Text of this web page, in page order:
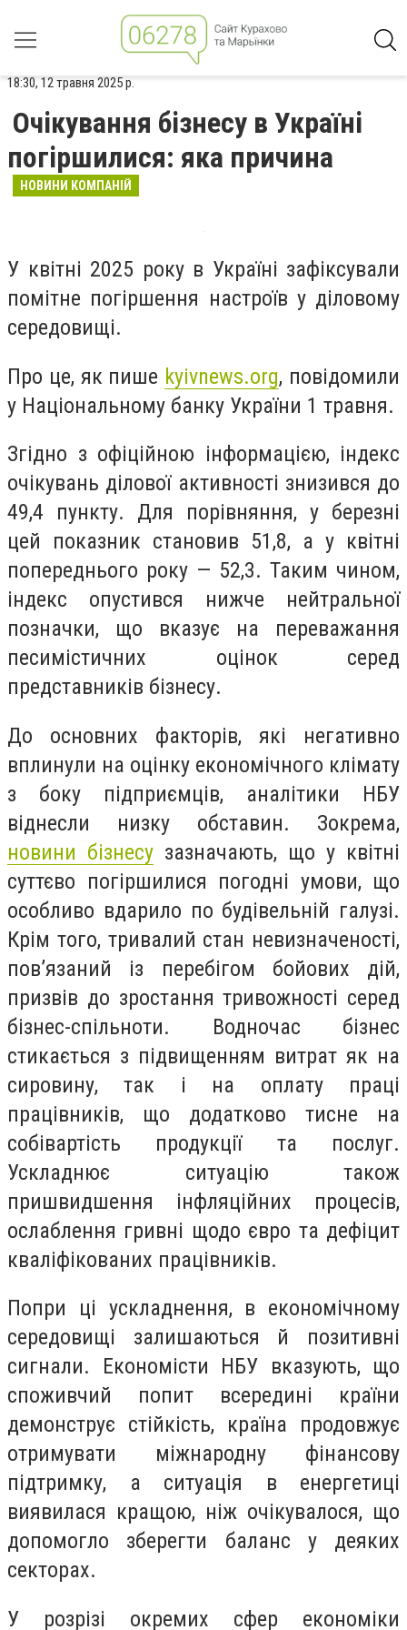
18:30, 12 травня 2025 р.
Очікування бізнесу в Україні
погіршилися: яка причина
НОВИНИ КОМПАНІЙ
У квітні 2025 року в Україні зафіксували
помітне погіршення настроїв у діловому
середовищі.
Про це, як пише kyivnews.org, повідомили
у Національному банку України 1 травня.
Згідно з офіційною інформацією, індекс
очікувань ділової активності знизився до
49,4 пункту. Для порівняння, у березні
цей показник становив 51,8, а у квітні
попереднього року — 52,3. Таким чином,
індекс опустився нижче нейтральної
позначки, що вказує на переважання
песимістичних оцінок серед
представників бізнесу.
До основних факторів, які негативно
вплинули на оцінку економічного клімату
з боку підприємців, аналітики НБУ
віднесли низку обставин. Зокрема,
новини бізнесу зазначають, що у квітні
суттєво погіршилися погодні умови, що
особливо вдарило по будівельній галузі.
Крім того, тривалий стан невизначеності,
пов’язаний із перебігом бойових дій,
призвів до зростання тривожності серед
бізнес-спільноти. Водночас бізнес
стикається з підвищенням витрат як на
сировину, так і на оплату праці
працівників, що додатково тисне на
собівартість продукції та послуг.
Ускладнює ситуацію також
пришвидшення інфляційних процесів,
ослаблення гривні щодо євро та дефіцит
кваліфікованих працівників.
Попри ці ускладнення, в економічному
середовищі залишаються й позитивні
сигнали. Економісти НБУ вказують, що
споживчий попит всередині країни
демонструє стійкість, країна продовжує
отримувати міжнародну фінансову
підтримку, а ситуація в енергетиці
виявилася кращою, ніж очікувалося, що
допомогло зберегти баланс у деяких
секторах.
У розрізі окремих сфер економіки